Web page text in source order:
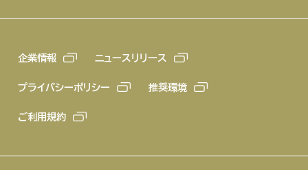
企業情報 ニュースリリース
プライバシーポリシー 推奨環境
ご利用規約